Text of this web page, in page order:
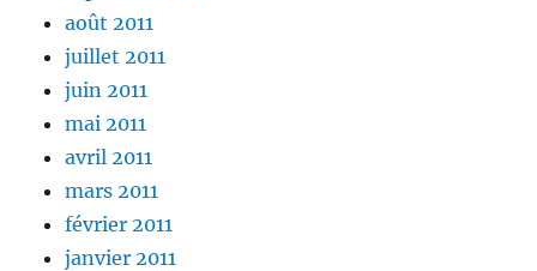
août 2011
juillet 2011
juin 2011
mai 2011
avril 2011
mars 2011
février 2011
janvier 2011